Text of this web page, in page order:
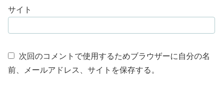
サイト
次回のコメントで使用するためブラウザーに自分の名
前、メールアドレス、サイトを保存する。